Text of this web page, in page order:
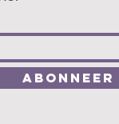
Abonneer